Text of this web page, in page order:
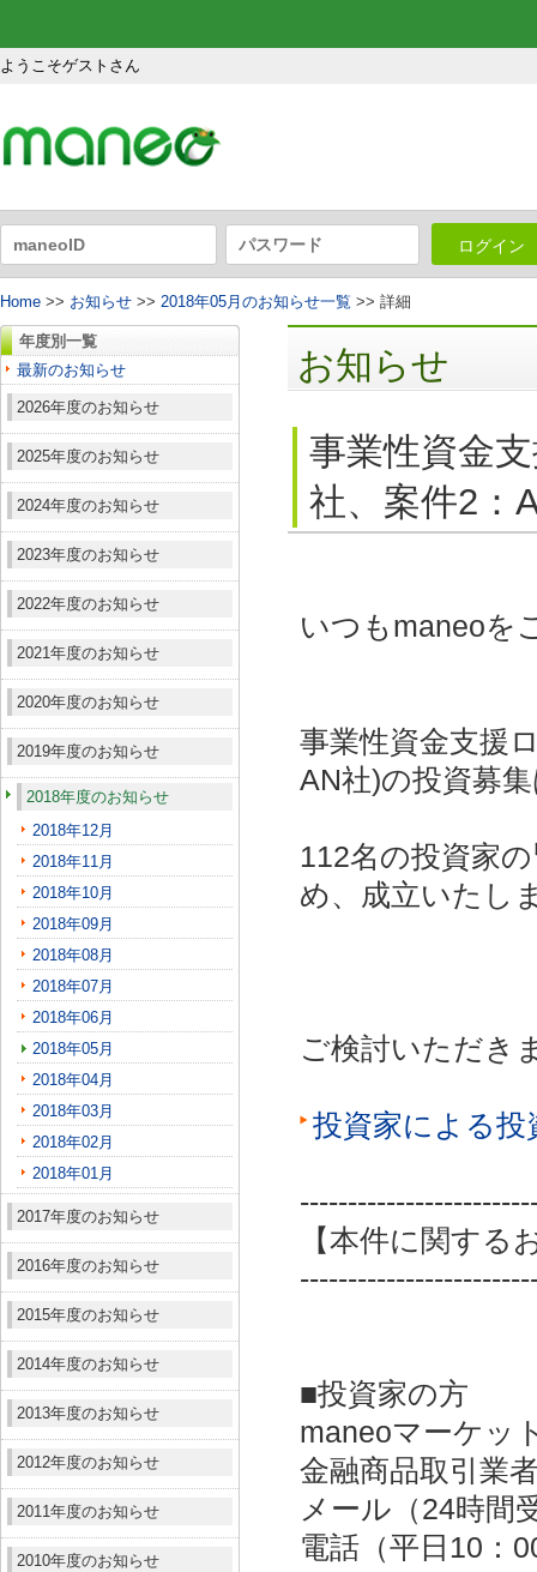
ようこそゲストさん
ログイン
Home >> お知らせ >> 2018年05月のお知らせ一覧 >> 詳細
年度別一覧
最新のお知らせ
2026年度のお知らせ
2025年度のお知らせ
2024年度のお知らせ
2023年度のお知らせ
2022年度のお知らせ
2021年度のお知らせ
2020年度のお知らせ
2019年度のお知らせ
2018年度のお知らせ
2018年12月
2018年11月
2018年10月
2018年09月
2018年08月
2018年07月
2018年06月
2018年05月
2018年04月
2018年03月
2018年02月
2018年01月
2017年度のお知らせ
2016年度のお知らせ
2015年度のお知らせ
2014年度のお知らせ
2013年度のお知らせ
2012年度のお知らせ
2011年度のお知らせ
2010年度のお知らせ
お知らせ
事業性資金
社、案件2：
いつもmaneoを
事業性資金支援
AN社)の投資募
112名の投資家
め、成立いたし
ご検討いただき
投資家による
【本件に関する
■投資家の方
maneoマーケッ
金融商品取引業
メール（24時間
電話（平日10：